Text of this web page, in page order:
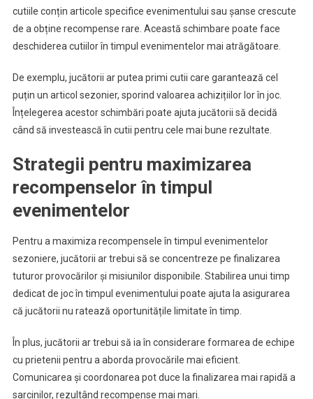
cutiile conțin articole specifice evenimentului sau șanse crescute
de a obține recompense rare. Această schimbare poate face
deschiderea cutiilor în timpul evenimentelor mai atrăgătoare.
De exemplu, jucătorii ar putea primi cutii care garantează cel
puțin un articol sezonier, sporind valoarea achizițiilor lor în joc.
Înțelegerea acestor schimbări poate ajuta jucătorii să decidă
când să investească în cutii pentru cele mai bune rezultate.
Strategii pentru maximizarea
recompenselor în timpul
evenimentelor
Pentru a maximiza recompensele în timpul evenimentelor
sezoniere, jucătorii ar trebui să se concentreze pe finalizarea
tuturor provocărilor și misiunilor disponibile. Stabilirea unui timp
dedicat de joc în timpul evenimentului poate ajuta la asigurarea
că jucătorii nu ratează oportunitățile limitate în timp.
În plus, jucătorii ar trebui să ia în considerare formarea de echipe
cu prietenii pentru a aborda provocările mai eficient.
Comunicarea și coordonarea pot duce la finalizarea mai rapidă a
sarcinilor, rezultând recompense mai mari.